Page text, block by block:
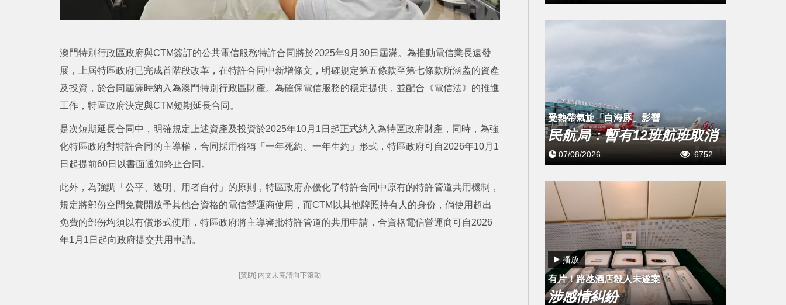
澳門特別行政區政府與CTM簽訂的公共電信服務特許合同將於2025年9月30日屆滿。為推動電信業長遠發
展，上屆特區政府已完成首階段改革，在特許合同中新增條文，明確規定第五條款至第七條款所涵蓋的資產
及投資，於合同屆滿時納入為澳門特別行政區財產。為確保電信服務的穩定提供，並配合《電信法》的推進
工作，特區政府決定與CTM短期延長合同。
是次短期延長合同中，明確規定上述資產及投資於2025年10月1日起正式納入為特區政府財產，同時，為強
化特區政府對特許合同的主導權，合同採用俗稱「一年死約、一年生約」形式，特區政府可自2026年10月1
日起提前60日以書面通知終止合同。
此外，為強調「公平、透明、用者自付」的原則，特區政府亦優化了特許合同中原有的特許管道共用機制，
規定將部份空間免費開放予其他合資格的電信營運商使用，而CTM以其他牌照持有人的身份，倘使用超出
免費的部份均須以有償形式使用，特區政府將主導審批特許管道的共用申請，合資格電信營運商可自2026
年1月1日起向政府提交共用申請。
[贊助] 內文未完請向下滾動
受熱帶氣旋「白海豚」影響
民航局：暫有12班航班取消
07/08/2026 6752
播放
有片！路氹酒店殺人未遂案
涉感情糾紛